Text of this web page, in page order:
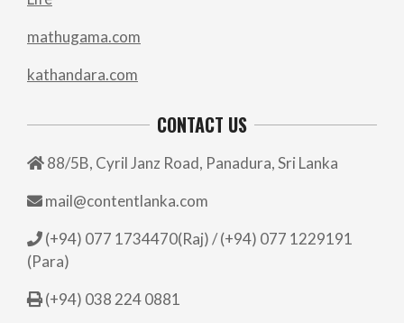
mathugama.com
kathandara.com
CONTACT US
88/5B, Cyril Janz Road, Panadura, Sri Lanka
mail@contentlanka.com
(+94) 077 1734470(Raj) / (+94) 077 1229191
(Para)
(+94) 038 224 0881